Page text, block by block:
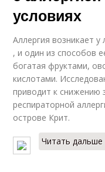
условиях
Аллергия возникает
, и один из способов
богатая фруктами,
кислотами.
приводит к снижению
респираторной
острове Крит.
Читать